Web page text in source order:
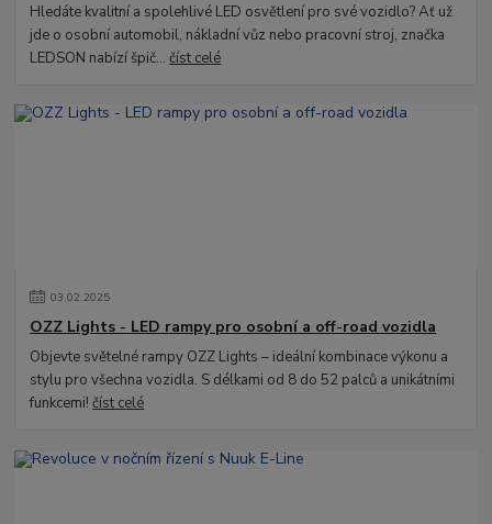
Hledáte kvalitní a spolehlivé LED osvětlení pro své vozidlo? Ať už
jde o osobní automobil, nákladní vůz nebo pracovní stroj, značka
LEDSON nabízí špič...číst celé
03.02.2025
OZZ Lights - LED rampy pro osobní a off-road vozidla
Objevte světelné rampy OZZ Lights – ideální kombinace výkonu a
stylu pro všechna vozidla. S délkami od 8 do 52 palců a unikátními
funkcemi!číst celé